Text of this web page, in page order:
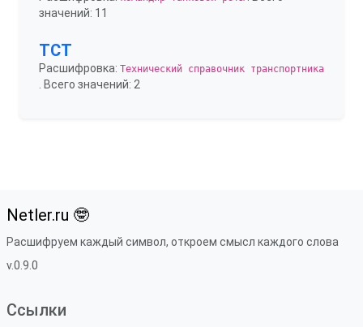
значений: 11
ТСТ
Расшифровка: Технический справочник транспортника
. Всего значений: 2
Netler.ru 🤓
Расшифруем каждый символ, откроем смысл каждого слова
v.0.9.0
Ссылки